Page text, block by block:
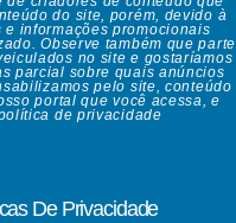
do site, porém, devido à
informações promocionais
Observe também que parte
no site e gostaríamos
parcial sobre quais anúncios
pelo site, conteúdo
portal que você acessa, e
de privacidade
De Privacidade